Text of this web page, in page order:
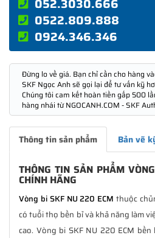
052.3030.666
0522.809.888
0924.346.346
Đừng lo về giá. Bạn chỉ cần cho hàng
SKF Ngọc Anh sẽ gọi lại để tư vấn kỹ
Chúng tôi cam kết hoàn tiền gấp 500
hàng nhái từ NGOCANH.COM - SKF
Thông tin sản phẩm Bản vẽ
THÔNG TIN SẢN PHẨM
CHÍNH HÃNG
Vòng bi SKF NU 220 ECM thuộc
có tuổi thọ bền bỉ và khả năng làm
cao. Vòng bi SKF NU 220 ECM